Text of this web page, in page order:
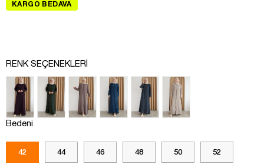
KARGO BEDAVA
RENK SEÇENEKLERI
Bedeni
42 44 46 48 50 52